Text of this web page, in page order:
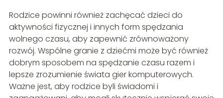
Rodzice powinni również zachęcać dzieci do
aktywności fizycznej i innych form spędzania
wolnego czasu, aby zapewnić zrównoważony
rozwój. Wspólne granie z dziećmi może być również
dobrym sposobem na spędzanie czasu razem i
lepsze zrozumienie świata gier komputerowych.
Ważne jest, aby rodzice byli świadomi i